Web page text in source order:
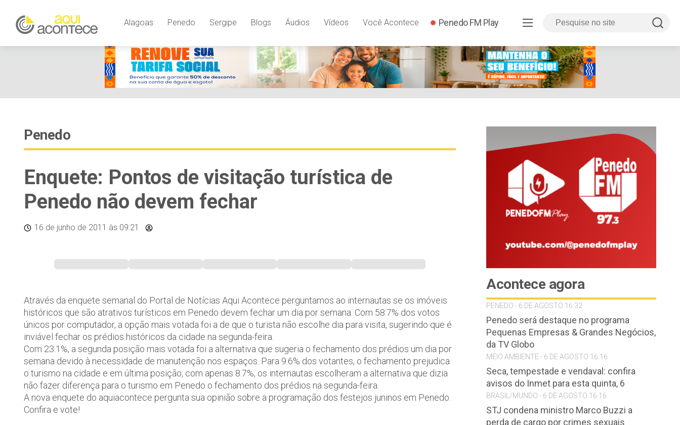
Alagoas Penedo Sergipe Blogs Áudios Vídeos Você Acontece Penedo FM Play
Penedo
Enquete: Pontos de visitação turística de
Penedo não devem fechar
16 de junho de 2011 às 09:21
Através da enquete semanal do Portal de Notícias Aqui Acontece perguntamos ao internautas se os imóveis
históricos que são atrativos turísticos em Penedo devem fechar um dia por semana. Com 58.7% dos votos
únicos por computador, a opção mais votada foi a de que o turista não escolhe dia para visita, sugerindo que é
inviável fechar os prédios históricos da cidade na segunda-feira.
Com 23.1%, a segunda posição mais votada foi a alternativa que sugeria o fechamento dos prédios um dia por
semana devido à necessidade de manutenção nos espaços. Para 9.6% dos votantes, o fechamento prejudica
o turismo na cidade e em última posição, com apenas 8.7%, os internautas escolheram a alternativa que dizia
não fazer diferença para o turismo em Penedo o fechamento dos prédios na segunda-feira.
A nova enquete do aquiacontece pergunta sua opinião sobre a programação dos festejos juninos em Penedo.
Confira e vote!
Acontece agora
PENEDO - 6 DE AGOSTO 16:32
Penedo será destaque no programa
Pequenas Empresas & Grandes Negócios,
da TV Globo
MEIO AMBIENTE - 6 DE AGOSTO 16:16
Seca, tempestade e vendaval: confira
avisos do Inmet para esta quinta, 6
BRASIL/MUNDO - 6 DE AGOSTO 16:16
STJ condena ministro Marco Buzzi a
perda de cargo por crimes sexuais